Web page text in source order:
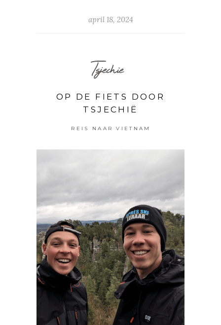
april 18, 2024
Tsjechie
OP DE FIETS DOOR
TSJECHIË
REIS NAAR VIETNAM